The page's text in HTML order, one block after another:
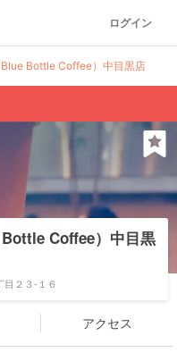
ログイン
Bottle Coffee）中目黒店
Coffee）中目黒
目２３-１６
アクセス